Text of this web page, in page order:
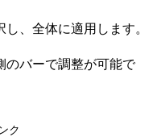
、全体に適用します。
のバーで調整が可能で
ク